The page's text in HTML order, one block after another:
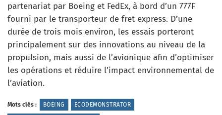
partenariat par Boeing et FedEx, à bord d’un 777F
fourni par le transporteur de fret express. D’une
durée de trois mois environ, les essais porteront
principalement sur des innovations au niveau de la
propulsion, mais aussi de l’avionique afin d’optimiser
les opérations et réduire l’impact environnemental de
l’aviation.
Mots clés : BOEING ECODEMONSTRATOR